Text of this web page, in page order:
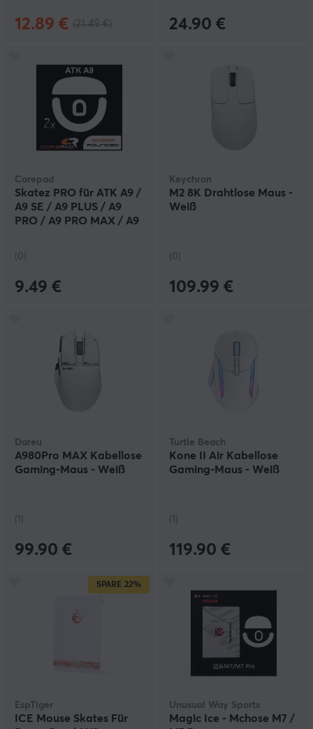
12.89 € 24.90 €
Corepad
Skatez PRO für ATK A9 /
A9 SE / A9 PLUS / A9
PRO / A9 PRO MAX / A9
(0)
9.49 €
Keychron
M2 8K Drahtlose Maus -
Weiß
(0)
109.99 €
Dareu
A980Pro MAX Kabellose
Gaming-Maus - Weiß
(1)
99.90 €
Turtle Beach
Kone II Air Kabellose
Gaming-Maus - Weiß
(1)
119.90 €
SPARE 22%
EspTiger
ICE Mouse Skates Für
Unusual Way Sports
Magic Ice - Mchose M7 /